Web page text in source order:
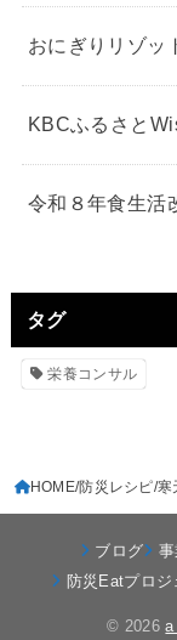
おにぎりリゾッ
KBCふるさと
令和８年食生活
タグ
栄養コンサル
HOME 防災レシピ 寒
ブログ
防災Eatプロジ
© 2026